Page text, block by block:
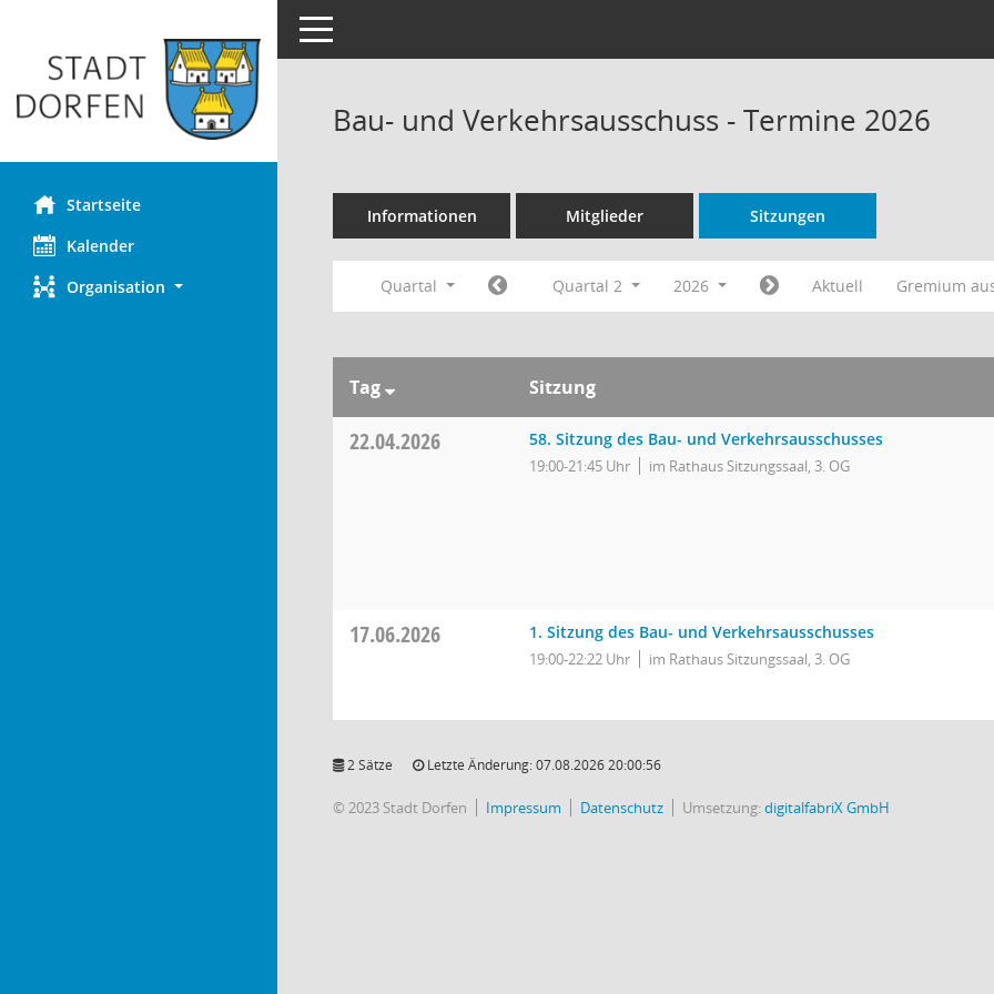
Startseite
Kalender
Organisation
Toggle navigation
Bau- und Verkehrsausschuss - Termine 2026
Informationen Mitglieder Sitzungen
Quartal Quartal 2 2026 Aktuell Gremium
Tag Sitzung
22.04.2026 58. Sitzung des Bau- und Verkehrsausschusses
19:00-21:45 Uhr im Rathaus Sitzungssaal, 3. OG
17.06.2026 1. Sitzung des Bau- und Verkehrsausschusses
19:00-22:22 Uhr im Rathaus Sitzungssaal, 3. OG
2 Sätze Letzte Änderung: 07.08.2026 20:00:56
© 2023 Stadt Dorfen Impressum Datenschutz Umsetzung:digitalfabriX GmbH